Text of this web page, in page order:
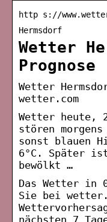
http s://
Hermsdorf
Wetter
Prognose
Wetter
wetter.com
Wetter heute,
stören
sonst blauen
6°C. Später
bewölkt …
Das Wetter in
Sie bei
nächsten 7